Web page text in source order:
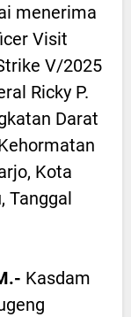
menerima
Visit
V/2025
Ricky P.
Darat
Kota
Tanggal
Kasdam